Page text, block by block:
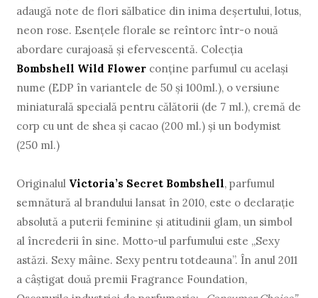
adaugă note de flori sălbatice din inima deșertului, lotus,
neon rose. Esențele florale se reîntorc într-o nouă
abordare curajoasă și efervescentă. Colecția
Bombshell Wild Flower conține parfumul cu același
nume (EDP în variantele de 50 și 100ml.), o versiune
miniaturală specială pentru călătorii (de 7 ml.), cremă de
corp cu unt de shea și cacao (200 ml.) și un bodymist
(250 ml.)
Originalul Victoria’s Secret Bombshell, parfumul
semnătură al brandului lansat în 2010, este o declarație
absolută a puterii feminine și atitudinii glam, un simbol
al încrederii în sine. Motto-ul parfumului este „Sexy
astăzi. Sexy mâine. Sexy pentru totdeauna”. În anul 2011
a câștigat două premii Fragrance Foundation,